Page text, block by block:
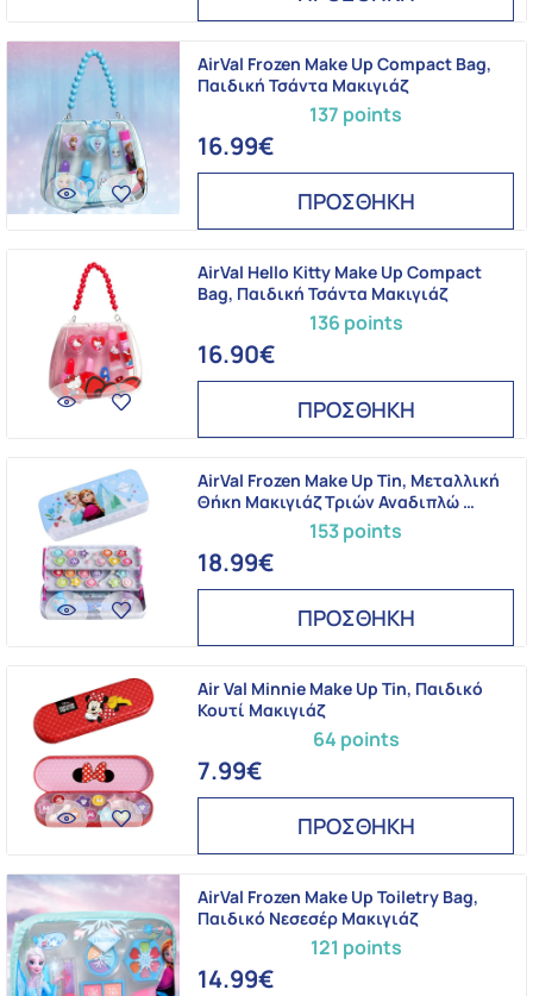
137 points
AirVal Frozen Make Up Compact Bag,
Παιδική Τσάντα Μακιγιάζ
16.99€
ΠΡΟΣΘΗΚΗ
136 points
AirVal Hello Kitty Make Up Compact
Bag, Παιδική Τσάντα Μακιγιάζ
16.90€
ΠΡΟΣΘΗΚΗ
153 points
AirVal Frozen Make Up Tin, Μεταλλική
Θήκη Μακιγιάζ Τριών Αναδιπλώ …
18.99€
ΠΡΟΣΘΗΚΗ
64 points
Air Val Minnie Make Up Tin, Παιδικό
Κουτί Μακιγιάζ
7.99€
ΠΡΟΣΘΗΚΗ
121 points
AirVal Frozen Make Up Toiletry Bag,
Παιδικό Νεσεσέρ Μακιγιάζ
14.99€